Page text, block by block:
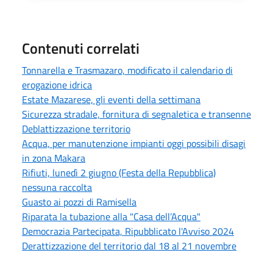
Contenuti correlati
Tonnarella e Trasmazaro, modificato il calendario di
erogazione idrica
Estate Mazarese, gli eventi della settimana
Sicurezza stradale, fornitura di segnaletica e transenne
Deblattizzazione territorio
Acqua, per manutenzione impianti oggi possibili disagi
in zona Makara
Rifiuti, lunedì 2 giugno (Festa della Repubblica)
nessuna raccolta
Guasto ai pozzi di Ramisella
Riparata la tubazione alla "Casa dell’Acqua"
Democrazia Partecipata, Ripubblicato l'Avviso 2024
Derattizzazione del territorio dal 18 al 21 novembre